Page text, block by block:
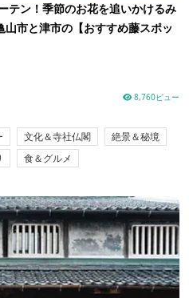
テン！季節のお花を追いかけるみ
市と津市の【おすすめ藤スポッ
8,760ビュー
文化＆寺社仏閣
絶景＆秘境
食＆グルメ